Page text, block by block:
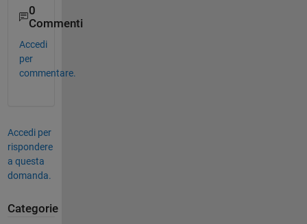
0
Commenti
Accedi
per
commentare.
Accedi per
rispondere
a questa
domanda.
Categorie